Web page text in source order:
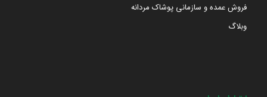
فروش عمده و سازمانی پوشاک مردانه
وبلاگ